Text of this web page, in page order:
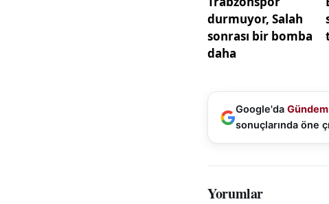
Google'da
sonuçlarında öne
Yorumlar